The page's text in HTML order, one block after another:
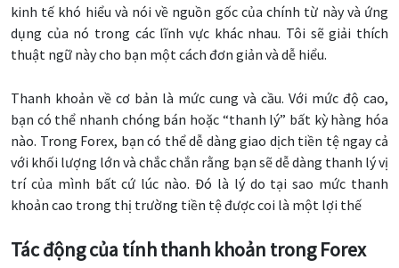
kinh tế khó hiểu và nói về nguồn gốc của chính từ này và ứng
dụng của nó trong các lĩnh vực khác nhau. Tôi sẽ giải thích
thuật ngữ này cho bạn một cách đơn giản và dễ hiểu.
Thanh khoản về cơ bản là mức cung và cầu. Với mức độ cao,
bạn có thể nhanh chóng bán hoặc “thanh lý” bất kỳ hàng hóa
nào. Trong Forex, bạn có thể dễ dàng giao dịch tiền tệ ngay cả
với khối lượng lớn và chắc chắn rằng bạn sẽ dễ dàng thanh lý vị
trí của mình bất cứ lúc nào. Đó là lý do tại sao mức thanh
khoản cao trong thị trường tiền tệ được coi là một lợi thế
Tác động của tính thanh khoản trong Forex